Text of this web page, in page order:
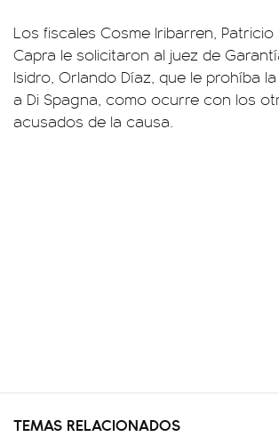
Los fiscales Cosme Iribarren,
Capra le solicitaron al juez de
Isidro, Orlando Díaz, que le prohíba
a Di Spagna, como ocurre con los
acusados de la causa.
TEMAS RELACIONADOS